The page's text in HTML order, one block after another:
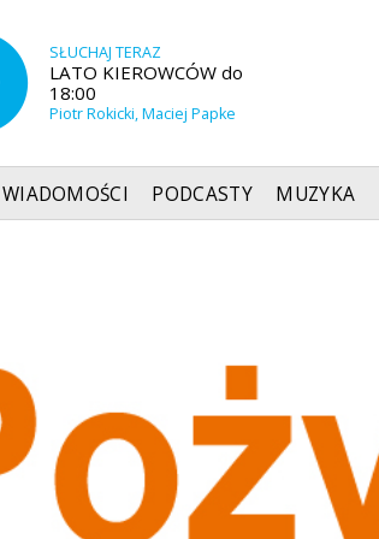
SŁUCHAJ TERAZ
LATO KIEROWCÓW do
18:00
Piotr Rokicki, Maciej Papke
WIADOMOŚCI PODCASTY MUZYKA